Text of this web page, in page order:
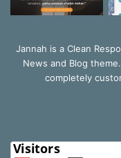
Jannah is a Clean
News and Blog
completely